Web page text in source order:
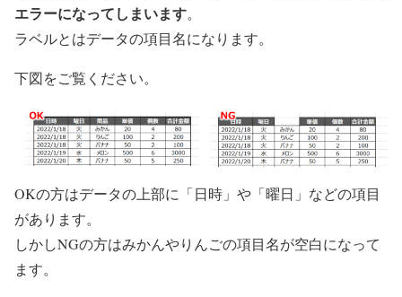
エラーになってしまいます。
ラベルとはデータの項目名になります。
下図をご覧ください。
OKの方はデータの上部に「日時」や「曜日」などの項目
があります。
しかしNGの方はみかんやりんごの項目名が空白になって
ます。